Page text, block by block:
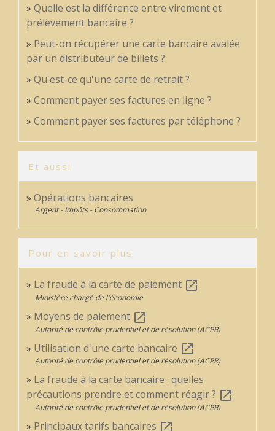
Quelle est la différence entre virement et
prélèvement bancaire ?
Peut-on récupérer une carte bancaire avalée
par un distributeur de billets ?
Qu'est-ce qu'une carte de retrait ?
Comment payer ses factures en ligne ?
Comment payer ses factures par téléphone ?
Et aussi
Opérations bancaires
Argent - Impôts - Consommation
Pour en savoir plus
La fraude à la carte de paiement open_in_new
Ministère chargé de l'économie
Moyens de paiement open_in_new
Autorité de contrôle prudentiel et de résolution (ACPR)
Utilisation d'une carte bancaire open_in_new
Autorité de contrôle prudentiel et de résolution (ACPR)
La fraude à la carte bancaire : quelles
précautions prendre et comment réagir ? open_in_new
Autorité de contrôle prudentiel et de résolution (ACPR)
Principaux tarifs bancaires open_in_new